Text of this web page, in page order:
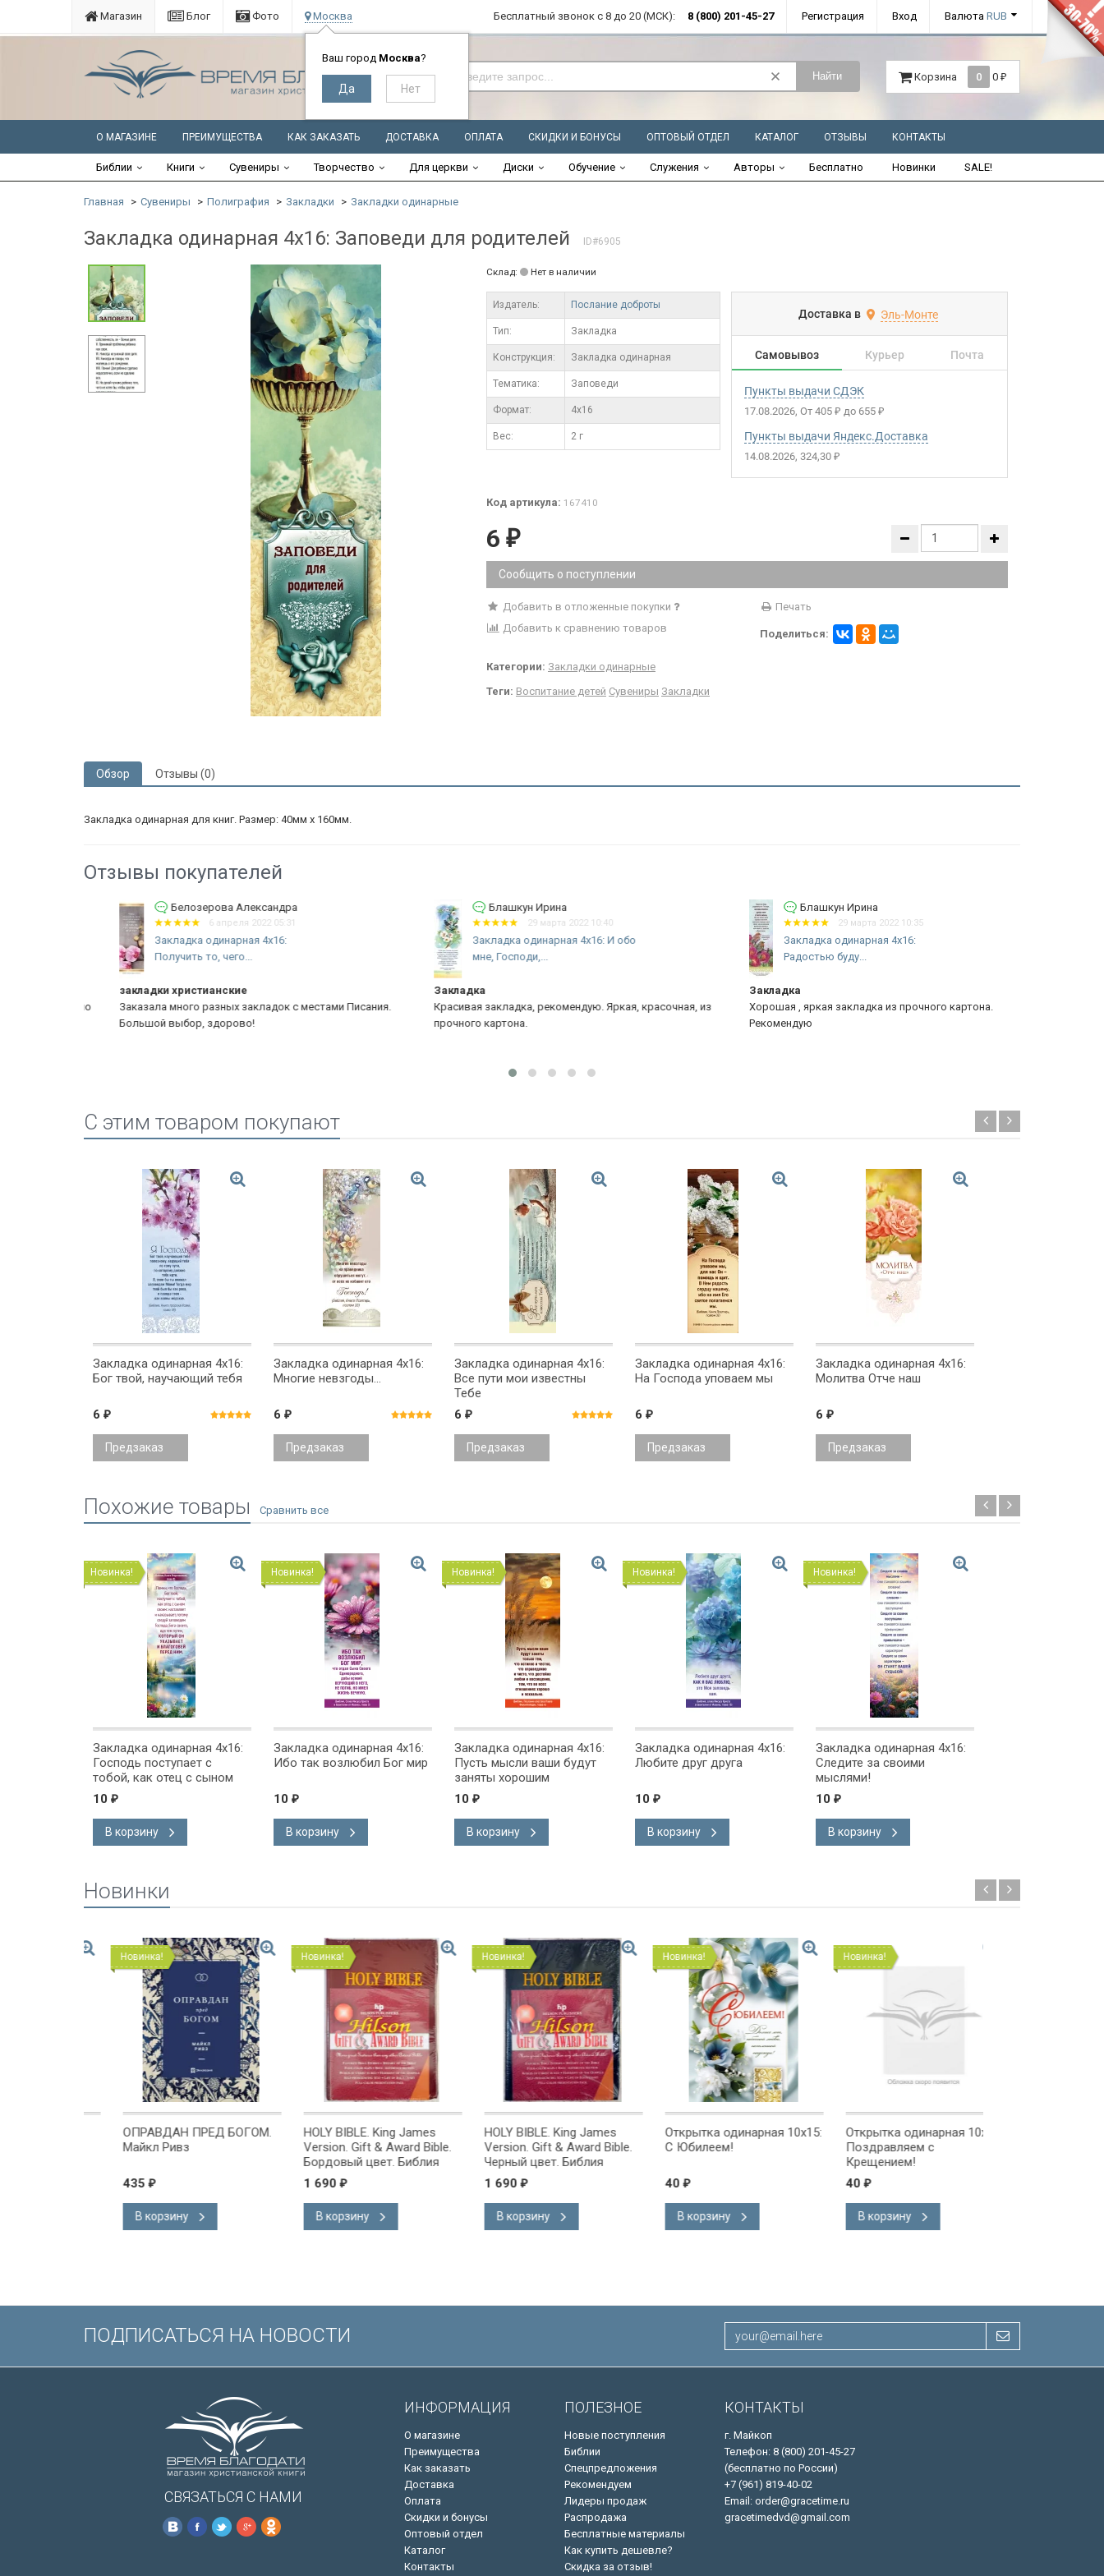
Магазин Блог Фото Москва
Ваш город Москва?
Бесплатный звонок с 8 до 20 (МСК): 8 (800) 201-45-27 Регистрация Вход Валюта RUB
Найти Корзина 0 0 ₽
О МАГАЗИНЕ ПРЕИМУЩЕСТВА КАК ЗАКАЗАТЬ ДОСТАВКА ОПЛАТА СКИДКИ И БОНУСЫ ОПТОВЫЙ ОТДЕЛ КАТАЛОГ ОТЗЫВЫ КОНТАКТЫ
Библии Книги Сувениры Творчество Для церкви Диски Обучение Служения Авторы Бесплатно Новинки SALE!
Главная Сувениры Полиграфия Закладки Закладки одинарные
Закладка одинарная 4x16: Заповеди для родителей ID#6905
Склад: Нет в наличии
Издатель: Послание доброты
Тип: Закладка
Конструкция: Закладка одинарная
Тематика: Заповеди
Формат: 4x16
Вес: 2 г
Доставка в Эль-Монте
Самовывоз Курьер Почта
Пункты выдачи СДЭК
17.08.2026 От 405₽ до 655₽
Пункты выдачи Яндекс.Доставка
14.08.2026 324,30₽
Код артикула: 167410
6 ₽
Сообщить о поступлении
Добавить в отложенные покупки
Печать
Добавить к сравнению товаров
Поделиться:
Категории: Закладки одинарные
Теги: Воспитание детей Сувениры Закладки
Обзор Отзывы (0)
Закладка одинарная для книг. Размер: 40мм х 160мм.
Отзывы покупателей
Белозерова Александра
6 апреля 2022 05:31
Закладка одинарная 4x16:
Получить то, чего...
закладки христианские
Заказала много разных закладок с местами Писания.
Большой выбор, здорово!
Блашкун Ирина
29 марта 2022 10:40
Закладка одинарная 4x16: И обо
мне, Господи,...
Закладка
Красивая закладка, рекомендую. Яркая, красочная, из
прочного картона.
Блашкун Ирина
29 марта 2022 10:35
Закладка одинарная 4x16:
Радостью буду...
Закладка
Хорошая , яркая закладка из прочного картона.
Рекомендую
C этим товаром покупают
Закладка одинарная 4x16:
Бог твой, научающий тебя
6 ₽
Предзаказ
Закладка одинарная 4x16:
Многие невзгоды...
6 ₽
Предзаказ
Закладка одинарная 4x16:
Все пути мои известны
Тебе
6 ₽
Предзаказ
Закладка одинарная 4x16:
На Господа уповаем мы
6 ₽
Предзаказ
Закладка одинарная 4x16:
Молитва Отче наш
6 ₽
Предзаказ
Похожие товары
Новинка!
Закладка одинарная 4x16:
Господь поступает с
тобой, как отец с сыном
10 ₽
В корзину
Новинка!
Закладка одинарная 4x16:
Ибо так возлюбил Бог мир
10 ₽
В корзину
Новинка!
Закладка одинарная 4x16:
Пусть мысли ваши будут
заняты хорошим
10 ₽
В корзину
Новинка!
Закладка одинарная 4x16:
Любите друг друга
10 ₽
В корзину
Новинка!
Закладка одинарная 4x16:
Следите за своими
мыслями!
10 ₽
В корзину
Новинки
Новинка!
ОПРАВДАН ПРЕД БОГОМ.
Майкл Ривз
₽
В корзину
Новинка!
HOLY BIBLE. King James
Version. Gift & Award Bible.
Бордовый цвет. Библия
Короля Иакова на
английском языке.
Словарь, карты, закладка,
подарочная вкладка, слова
1 690 ₽
В корзину
Новинка!
HOLY BIBLE. King James
Version. Gift & Award Bible.
Черный цвет. Библия
Короля Иакова на
английском языке.
Словарь, карты, закладка,
подарочная вкладка, слова
1 690 ₽
В корзину
Новинка!
Открытка одинарная 10x15:
С Юбилеем!
В корзину
Новинка!
Открытка одинарная 10x15:
Поздравляем с
Крещением!
В корзину
ПОДПИСАТЬСЯ НА НОВОСТИ
СВЯЗАТЬСЯ С НАМИ
ИНФОРМАЦИЯ
О магазине
Преимущества
Как заказать
Доставка
Оплата
Скидки и бонусы
Оптовый отдел
Каталог
Контакты
ПОЛЕЗНОЕ
Новые поступления
Библии
Спецпредложения
Рекомендуем
Лидеры продаж
Распродажа
Бесплатные материалы
Как купить дешевле?
Скидка за отзыв!
КОНТАКТЫ
г. Майкоп
Телефон: 8 (800) 201-45-27
(бесплатно по России)
+7 (961) 819-40-02
Email: order@gracetime.ru
gracetimedvd@gmail.com